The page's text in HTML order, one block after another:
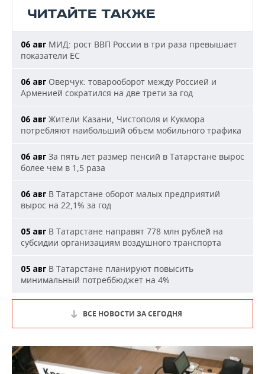
ЧИТАЙТЕ ТАКЖЕ
06 авг МИД: рост ВВП России в три раза превышает
показатели ЕС
06 авг Оверчук: товарооборот между Россией и
Арменией сократился на две трети за год
06 авг Жители Казани, Чистополя и Кукмора
потребляют наибольший объем мобильного трафика
06 авг За пять лет размер пенсий в Татарстане вырос
более чем в 1,5 раза
06 авг В Татарстане оборот малых предприятий
вырос на 22,1% за год
05 авг В Татарстане направят 778 млн рублей на
субсидии организациям воздушного транспорта
05 авг В Татарстане планируют повысить
минимальный потреббюджет на 4%
ВСЕ НОВОСТИ ЗА СЕГОДНЯ